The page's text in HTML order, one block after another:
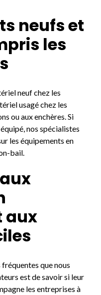
neufs et
les
neuf chez les
usagé chez les
ou aux enchères. Si
nos spécialistes
les équipements en
bail.
aux
que nous
est de savoir si leur
les entreprises à